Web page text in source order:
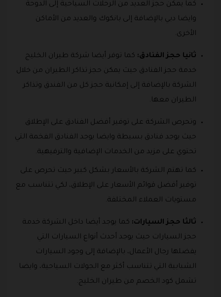
كما يمكن حجز العديد من الرحلات السياحية إلى الدوحة
وايضا دبي بالإضافة إلى بانكوك والعديد من الأماكن
الأخرى.
ثانيا حجز الفنادق: كما توفر أيضا شركة طيران الخليج
خدمة حجز الفنادق حيث يمكن حجز تذاكر الطيران من خلال
الشركة بالإضافة إلى إمكانية حجز كل من الفندق وتذاكر
الطيران معها.
وتحرص الشركة على توفير أفضل الفنادق على الإطلاق
حيث يوجد فنادق بسيطة وايضا يوجد الفنادق الفخمة التي
تحتوي على مزيد من الخدمات الإضافية والترفيهية.
كما تهتم الشركة بالأسعار بشكل كبير حيث تحرص على
توفير أفضل قوائم الأسعار على الإطلاق، لكي تتناسب مع
مستويات العملاء المختلفة.
ثالثا حجز السيارات: كما يوجد أيضا داخل الشركة خدمة
حجز السيارات حيث يوجد أحدث أنواع السيارات التي
يفضلها رجال الأعمال، بالإضافة إلى وجود السيارات
الشبابية التي تتناسب أكثر مع الجولات السياحية، وايضا
تشمل كود الخصم من طيران الخليج.